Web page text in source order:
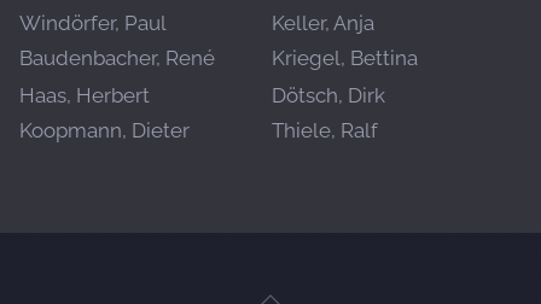
Windörfer, Paul
Baudenbacher, René
Keller, Anja
Kriegel, Bettina
Haas, Herbert
Koopmann, Dieter
Dötsch, Dirk
Thiele, Ralf